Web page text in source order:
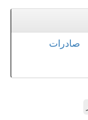
صادرات